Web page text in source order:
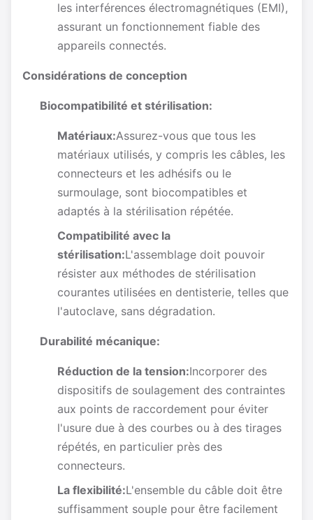
les interférences électromagnétiques (EMI),
assurant un fonctionnement fiable des
appareils connectés.
Considérations de conception
Biocompatibilité et stérilisation:
Matériaux:Assurez-vous que tous les
matériaux utilisés, y compris les câbles, les
connecteurs et les adhésifs ou le
surmoulage, sont biocompatibles et
adaptés à la stérilisation répétée.
Compatibilité avec la
stérilisation:L'assemblage doit pouvoir
résister aux méthodes de stérilisation
courantes utilisées en dentisterie, telles que
l'autoclave, sans dégradation.
Durabilité mécanique:
Réduction de la tension:Incorporer des
dispositifs de soulagement des contraintes
aux points de raccordement pour éviter
l'usure due à des courbes ou à des tirages
répétés, en particulier près des
connecteurs.
La flexibilité:L'ensemble du câble doit être
suffisamment souple pour être facilement